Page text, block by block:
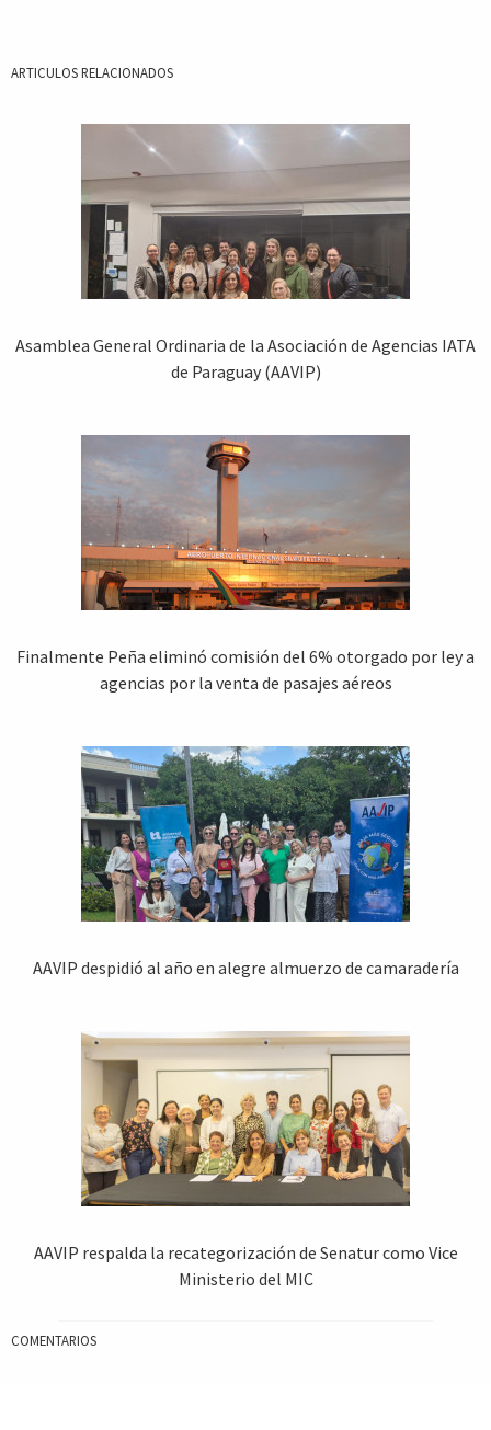
ARTICULOS RELACIONADOS
Asamblea General Ordinaria de la Asociación de Agencias IATA
de Paraguay (AAVIP)
Finalmente Peña eliminó comisión del 6% otorgado por ley a
agencias por la venta de pasajes aéreos
AAVIP despidió al año en alegre almuerzo de camaradería
AAVIP respalda la recategorización de Senatur como Vice
Ministerio del MIC
COMENTARIOS